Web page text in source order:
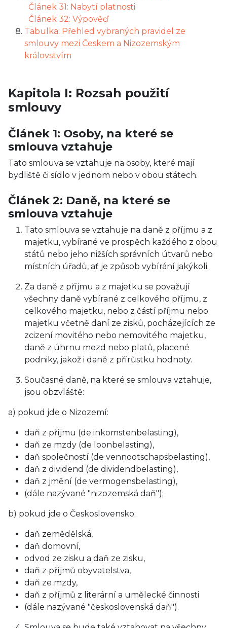
Článek 31: Nabytí platnosti
Článek 32: Výpověď
Tabulka: Přehled vybraných pravidel ze
smlouvy mezi Českem a Nizozemským
královstvím
Kapitola I: Rozsah použití
smlouvy
Článek 1: Osoby, na které se
smlouva vztahuje
Tato smlouva se vztahuje na osoby, které mají
bydliště či sídlo v jednom nebo v obou státech.
Článek 2: Daně, na které se
smlouva vztahuje
Tato smlouva se vztahuje na daně z příjmu a z
majetku, vybírané ve prospěch každého z obou
států nebo jeho nižších správních útvarů nebo
místních úřadů, ať je způsob vybírání jakýkoli.
Za daně z příjmu a z majetku se považují
všechny daně vybírané z celkového příjmu, z
celkového majetku, nebo z částí příjmu nebo
majetku včetně daní ze zisků, pocházejících ze
zcizení movitého nebo nemovitého majetku,
daně z úhrnu mezd nebo platů, placené
podniky, jakož i daně z přírůstku hodnoty.
Současné daně, na které se smlouva vztahuje,
jsou obzvláště:
a) pokud jde o Nizozemí:
daň z příjmu (de inkomstenbelasting),
daň ze mzdy (de loonbelasting),
daň společností (de vennootschapsbelasting),
daň z dividend (de dividendbelasting),
daň z jmění (de vermogensbelasting),
(dále nazývané "nizozemská daň");
b) pokud jde o Československo:
daň zemědělská,
daň domovní,
odvod ze zisku a daň ze zisku,
daň z příjmů obyvatelstva,
daň ze mzdy,
daň z příjmů z literární a umělecké činnosti
(dále nazývané "československá daň").